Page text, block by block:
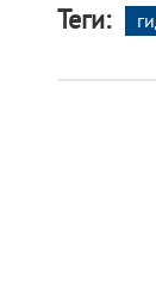
Теги: